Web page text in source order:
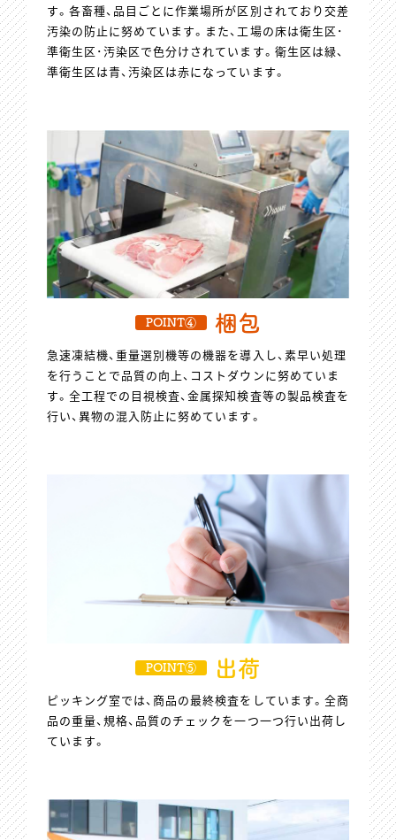
す。各畜種、品目ごとに作業場所が区別されており交差
汚染の防止に努めています。また、工場の床は衛生区･
準衛生区･汚染区で色分けされています。衛生区は緑、
準衛生区は青、汚染区は赤になっています。
POINT④ 梱包
急速凍結機、重量選別機等の機器を導入し、素早い処理
を行うことで品質の向上、コストダウンに努めていま
す。全工程での目視検査、金属探知検査等の製品検査を
行い、異物の混入防止に努めています。
POINT⑤ 出荷
ピッキング室では、商品の最終検査をしています。全商
品の重量、規格、品質のチェックを一つ一つ行い出荷し
ています。